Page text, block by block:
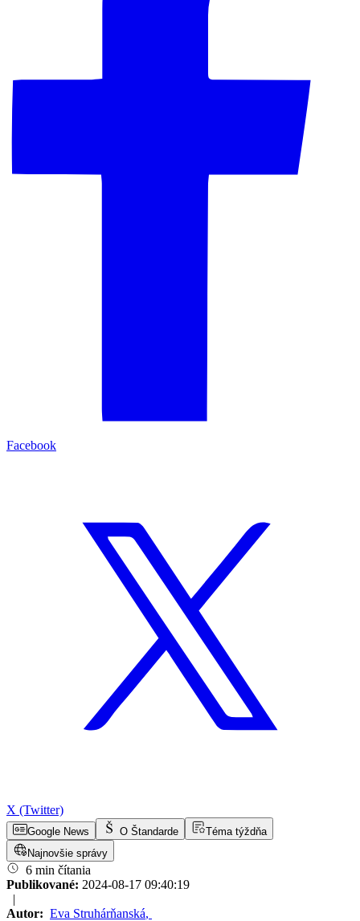
Facebook
X (Twitter)
Google News O Štandarde
Téma týždňa
Najnovšie správy
6 min čítania
Publikované: 2024-08-17 09:40:19
|
Autor: Eva Struhárňanská,